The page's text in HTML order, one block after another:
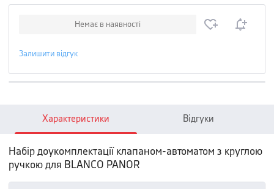
Немає в наявності
Залишити відгук
Характеристики Відгуки
Набір доукомплектації клапаном-автоматом з круглою
ручкою для BLANCO PANOR